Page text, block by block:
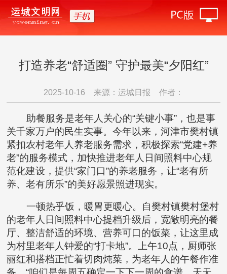
打造养老“舒适圈” 守护最美“夕阳红”
2025-10-16 来源：运城日报 作者：
助餐服务是老年人关心的“关键小事”，也是事
关千家万户的民生实事。今年以来，河津市樊村镇
紧扣农村老年人养老服务需求，积极探索“党建+养
老”的服务模式，加快推进老年人日间照料中心规
范化建设，提供“家门口”的养老服务，让“老有所
养、老有所乐”的美好愿景照进现实。
一顿热乎饭，暖胃更暖心。自樊村镇樊村堡村
的老年人日间照料中心提档升级后，宽敞明亮的餐
厅、整洁舒适的环境、营养可口的饭菜，让这里成
为村里老年人钟爱的“打卡地”。上午10点，厨师张
丽红和搭档正忙着切肉炖菜，为老年人的午餐作准